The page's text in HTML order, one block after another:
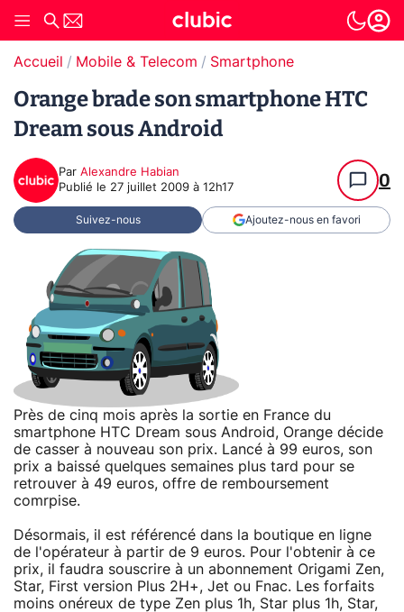
Accueil Mobile & Telecom Smartphone
Orange brade son smartphone HTC
Dream sous Android
Par Alexandre Habian
Publié le 27 juillet 2009 à 12h17 0
Suivez-nous Ajoutez-nous en favori
Près de cinq mois après la sortie en France du
smartphone HTC Dream sous Android, Orange décide
de casser à nouveau son prix. Lancé à 99 euros, son
prix a baissé quelques semaines plus tard pour se
retrouver à 49 euros, offre de remboursement
comrpise.
Désormais, il est référencé dans la boutique en ligne
de l'opérateur à partir de 9 euros. Pour l'obtenir à ce
prix, il faudra souscrire à un abonnement Origami Zen,
Star, First version Plus 2H+, Jet ou Fnac. Les forfaits
moins onéreux de type Zen plus 1h, Star plus 1h, Star,